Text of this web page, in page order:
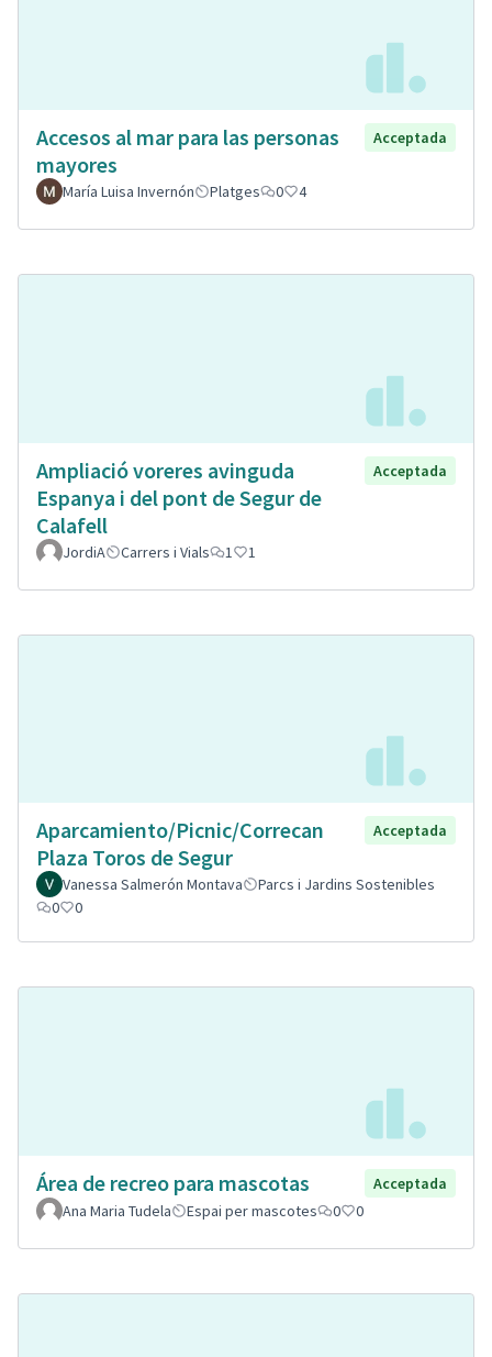
Accesos al mar para las personas
mayores
Acceptada
María Luisa Invernón Platges 0 4
Ampliació voreres avinguda
Espanya i del pont de Segur de
Calafell
Acceptada
JordiA Carrers i Vials 1 1
Aparcamiento/Picnic/Correcan
Plaza Toros de Segur
Acceptada
Vanessa Salmerón Montava
Parcs i Jardins Sostenibles
0
0
Área de recreo para mascotas
Acceptada
Ana Maria Tudela
Espai per mascotes 0 0